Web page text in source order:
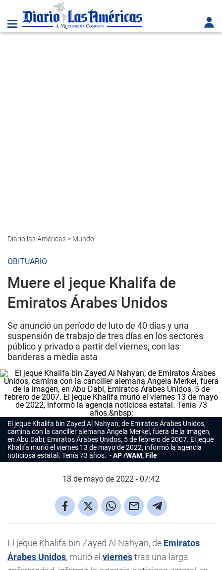
Diario las Américas> Mundo
OBITUARIO
Muere el jeque Khalifa de
Emiratos Árabes Unidos
Se anunció un período de luto de 40 días y una
suspensión de trabajo de tres días en los sectores
público y privado a partir del viernes, con las
banderas a media asta
El jeque Khalifa bin Zayed Al Nahyan, de Emiratos Árabes Unidos,
camina con la canciller alemana Angela Merkel, fuera de la imagen,
en Abu Dabi, Emiratos Árabes Unidos, 5 de febrero de 2007. El jeque
Khalifa murió el viernes 13 de mayo de 2022, informó la agencia
noticiosa estatal. Tenía 73 años.
AP /WAM, File
13 de mayo de 2022 - 07:42
El jeque Khalifa bin Zayed Al Nahyan, de Emiratos
Árabes Unidos, murió el viernestras una larga